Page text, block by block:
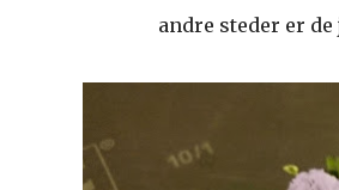
andre steder er